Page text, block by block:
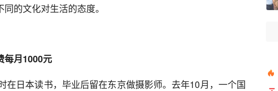
的文化对生活的态度。
每月1000元
在日本读书，毕业后留在东京做摄影师。去年10月，一个国